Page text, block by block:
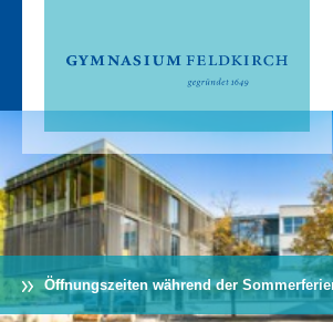
Öffnungszeiten während der